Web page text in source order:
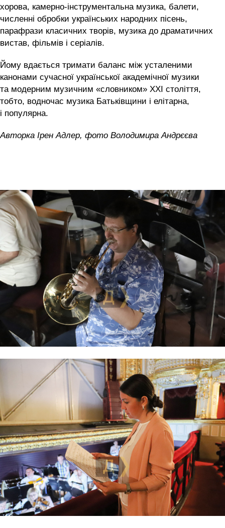
хорова, камерно-інструментальна музика, балети,
численні обробки українських народних пісень,
парафрази класичних творів, музика до драматичних
вистав, фільмів і серіалів.
Йому вдається тримати баланс між усталеними
канонами сучасної української академічної музики
та модерним музичним «словником» ХХІ століття,
тобто, водночас музика Батьківщини і елітарна,
і популярна.
Авторка Ірен Адлер, фото Володимира Андрєєва